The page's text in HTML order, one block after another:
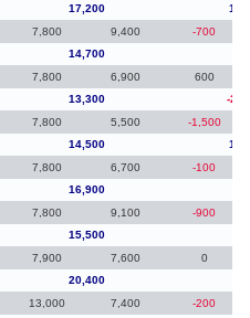
17,200
7,800 9,400 -700
14,700
7,800 6,900 600
13,300
-
7,800 5,500 -1,500
14,500
7,800 6,700 -100
16,900
7,800 9,100 -900
15,500
7,900 7,600 0
20,400
13,000 7,400 -200